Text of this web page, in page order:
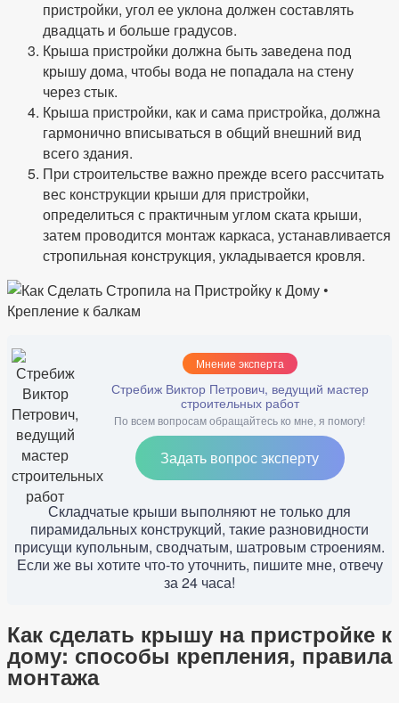
пристройки, угол ее уклона должен составлять
двадцать и больше градусов.
Крыша пристройки должна быть заведена под
крышу дома, чтобы вода не попадала на стену
через стык.
Крыша пристройки, как и сама пристройка, должна
гармонично вписываться в общий внешний вид
всего здания.
При строительстве важно прежде всего рассчитать
вес конструкции крыши для пристройки,
определиться с практичным углом ската крыши,
затем проводится монтаж каркаса, устанавливается
стропильная конструкция, укладывается кровля.
Мнение эксперта
Стребиж Виктор Петрович, ведущий мастер
строительных работ
По всем вопросам обращайтесь ко мне, я помогу!
Задать вопрос эксперту
Складчатые крыши выполняют не только для
пирамидальных конструкций, такие разновидности
присущи купольным, сводчатым, шатровым строениям.
Если же вы хотите что-то уточнить, пишите мне, отвечу
за 24 часа!
Как сделать крышу на пристройке к
дому: способы крепления, правила
монтажа